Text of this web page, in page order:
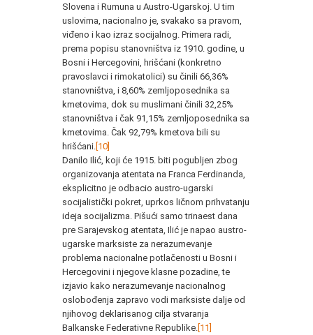
Slovena i Rumuna u Austro-Ugarskoj. U tim
uslovima, nacionalno je, svakako sa pravom,
viđeno i kao izraz socijalnog. Primera radi,
prema popisu stanovništva iz 1910. godine, u
Bosni i Hercegovini, hrišćani (konkretno
pravoslavci i rimokatolici) su činili 66,36%
stanovništva, i 8,60% zemljoposednika sa
kmetovima, dok su muslimani činili 32,25%
stanovništva i čak 91,15% zemljoposednika sa
kmetovima. Čak 92,79% kmetova bili su
hrišćani. [10]
Danilo Ilić, koji će 1915. biti pogubljen zbog
organizovanja atentata na Franca Ferdinanda,
eksplicitno je odbacio austro-ugarski
socijalistički pokret, uprkos ličnom prihvatanju
ideja socijalizma. Pišući samo trinaest dana
pre Sarajevskog atentata, Ilić je napao austro-
ugarske marksiste za nerazumevanje
problema nacionalne potlačenosti u Bosni i
Hercegovini i njegove klasne pozadine, te
izjavio kako nerazumevanje nacionalnog
oslobođenja zapravo vodi marksiste dalje od
njihovog deklarisanog cilja stvaranja
Balkanske Federativne Republike. [11]